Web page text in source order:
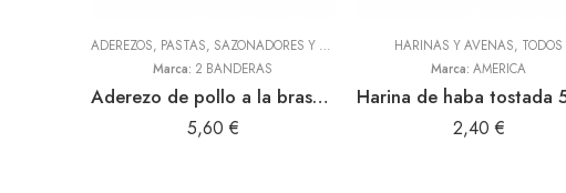
ADEREZOS, PASTAS, SAZONADORES Y CONDIMENTOS ,TODOS
Marca: 2 BANDERAS
Aderezo de pollo a la brasa 300gr (2 Banderas)
5,60 €
HARINAS Y AVENAS, TODOS
Marca: AMERICA
2,40 €